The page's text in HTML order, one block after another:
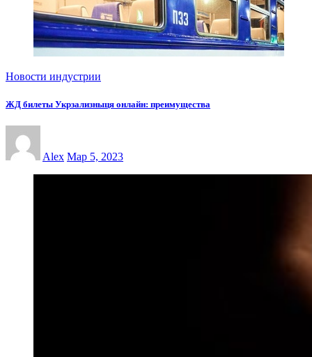
Новости индустрии
ЖД билеты Укрзализныця онлайн: преимущества
Alex Мар 5, 2023